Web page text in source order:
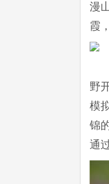
漫
霞
野
模
锦
通